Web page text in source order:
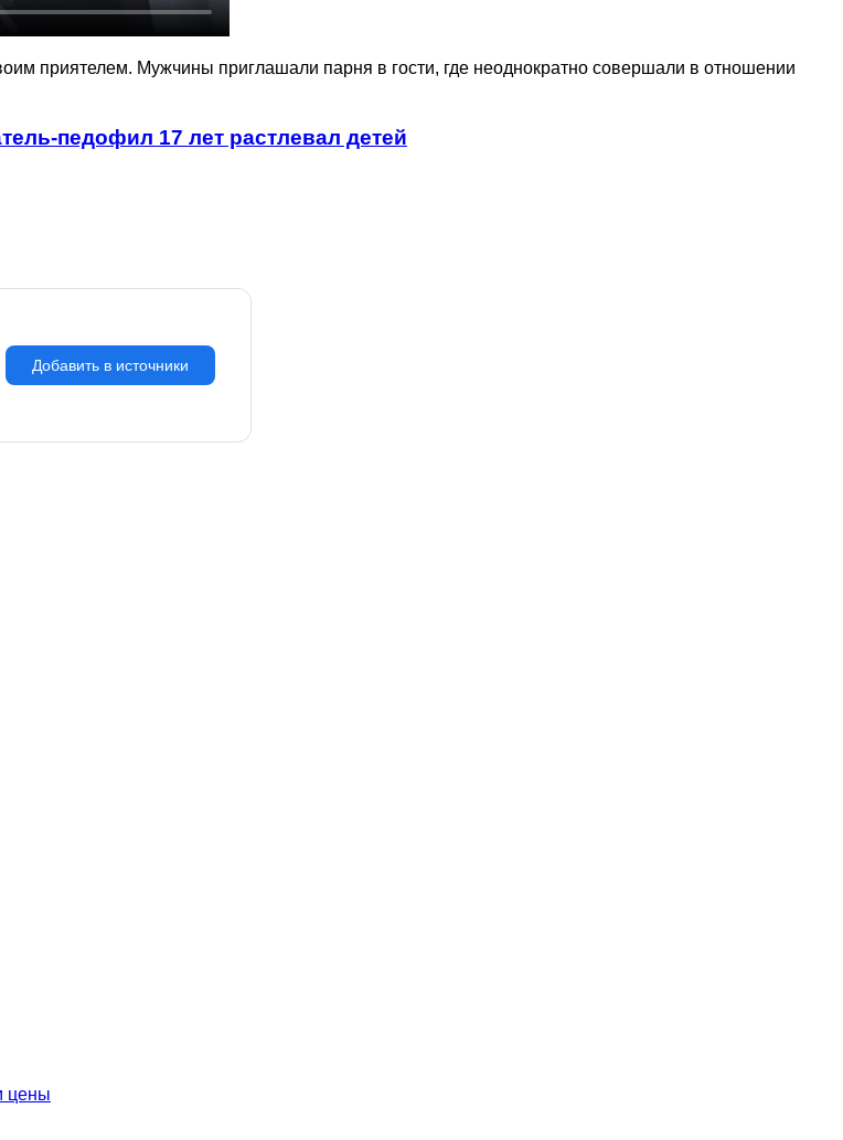
приятелем. Мужчины приглашали парня в гости, где неоднократно совершали в отношении
педофил 17 лет растлевал детей
Добавить в источники
цены